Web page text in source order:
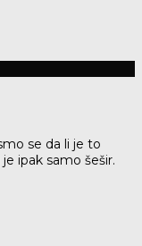
se da li je to
ipak samo šešir.